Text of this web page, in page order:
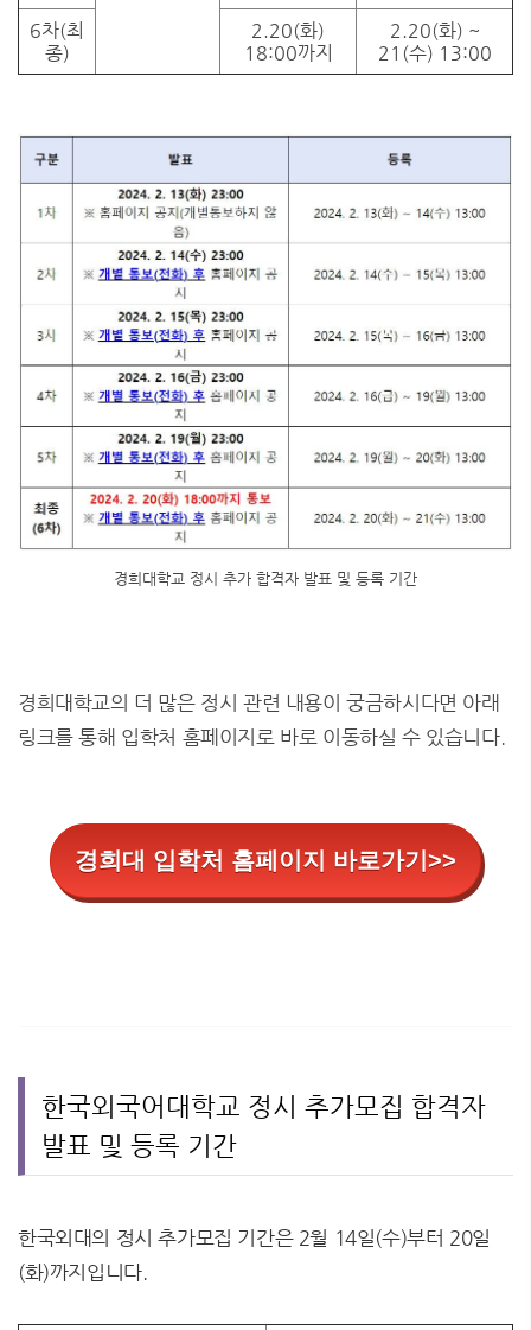
6차(최
종)
2.20(화)
18:00까지
2.20(화) ~
21(수) 13:00
경희대학교 정시 추가 합격자 발표 및 등록 기간
경희대학교의 더 많은 정시 관련 내용이 궁금하시다면 아래
링크를 통해 입학처 홈페이지로 바로 이동하실 수 있습니다.
경희대 입학처 홈페이지 바로가기>>
한국외국어대학교 정시 추가모집 합격자
발표 및 등록 기간
한국외대의 정시 추가모집 기간은 2월 14일(수)부터 20일
(화)까지입니다.